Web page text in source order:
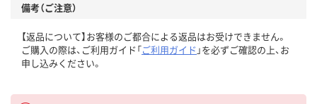
備考（ご注意）
【返品について】お客様のご都合による返品はお受けできません。
ご購入の際は、ご利用ガイド「ご利用ガイド 」を必ずご確認の上、お
申し込みください。